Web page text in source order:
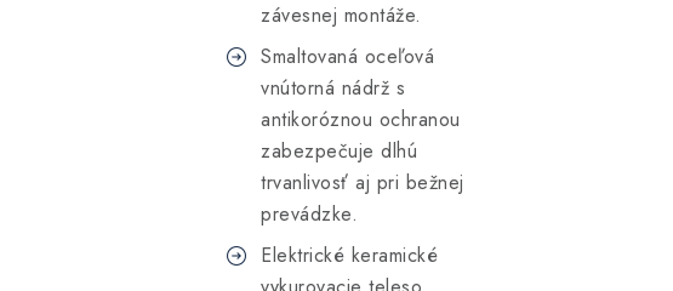
závesnej montáže.
Smaltovaná oceľová
vnútorná nádrž s
antikoróznou ochranou
zabezpečuje dlhú
trvanlivosť aj pri bežnej
prevádzke.
Elektrické keramické